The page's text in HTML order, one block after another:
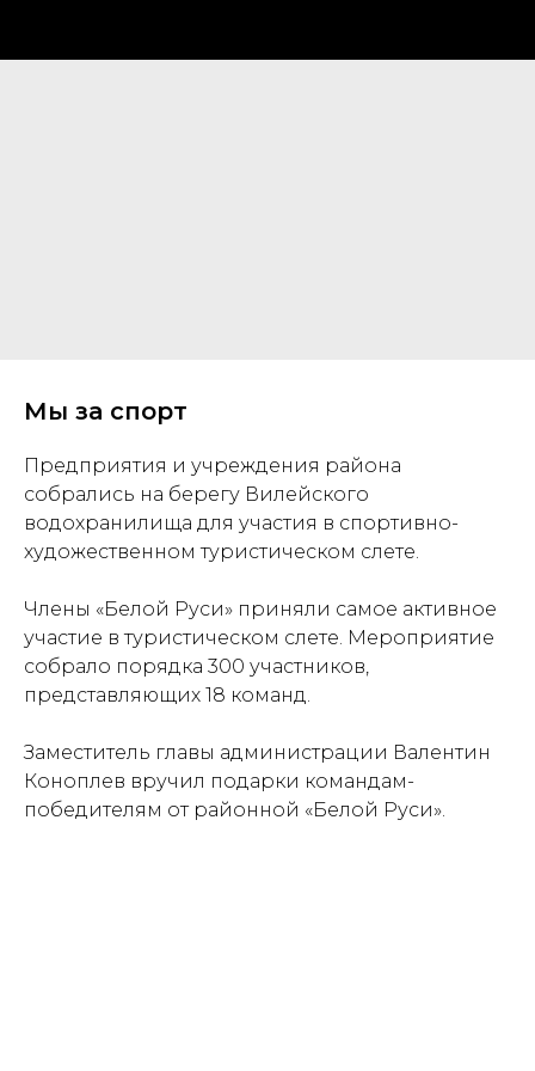
Мы за спорт
Предприятия и учреждения района
собрались на берегу Вилейского
водохранилища для участия в спортивно-
художественном туристическом слете.
Члены «Белой Руси» приняли самое активное
участие в туристическом слете. Мероприятие
собрало порядка 300 участников,
представляющих 18 команд.
Заместитель главы администрации Валентин
Коноплев вручил подарки командам-
победителям от районной «Белой Руси».